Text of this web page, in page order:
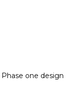
Phase one design